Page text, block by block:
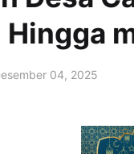
04, 2025